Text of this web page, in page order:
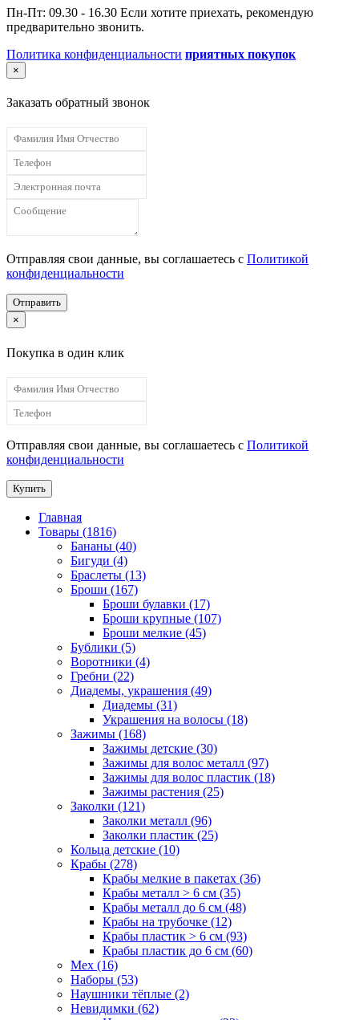
Пн-Пт: 09.30 - 16.30 Если хотите приехать, рекомендую
предварительно звонить.
Политика конфиденциальности приятных покупок
×
Заказать обратный звонок
Отправляя свои данные, вы соглашаетесь с Политикой
конфиденциальности
Отправить
×
Покупка в один клик
Отправляя свои данные, вы соглашаетесь с Политикой
конфиденциальности
Купить
Главная
Товары (1816)
Бананы (40)
Бигуди (4)
Браслеты (13)
Броши (167)
Броши булавки (17)
Броши крупные (107)
Броши мелкие (45)
Бублики (5)
Воротники (4)
Гребни (22)
Диадемы, украшения (49)
Диадемы (31)
Украшения на волосы (18)
Зажимы (168)
Зажимы детские (30)
Зажимы для волос металл (97)
Зажимы для волос пластик (18)
Зажимы растения (25)
Заколки (121)
Заколки металл (96)
Заколки пластик (25)
Кольца детские (10)
Крабы (278)
Крабы мелкие в пакетах (36)
Крабы металл > 6 см (35)
Крабы металл до 6 см (48)
Крабы на трубочке (12)
Крабы пластик > 6 см (93)
Крабы пластик до 6 см (60)
Мех (16)
Наборы (53)
Наушники тёплые (2)
Невидимки (62)